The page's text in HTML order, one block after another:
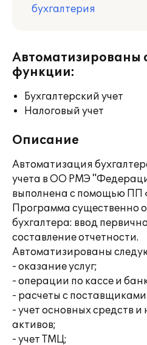
бухгалтерия
Автоматизированы
функции:
Бухгалтерский учет
Налоговый учет
Описание
Автоматизация
учета в ОО РМЭ
выполнена с помощью ПП
Программа существенно
бухгалтера: ввод
составление отчетности.
Автоматизированы
- оказание услуг;
- операции по кассе и
- расчеты с
- учет основных средств
активов;
- учет ТМЦ;